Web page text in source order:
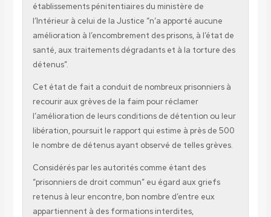
établissements pénitentiaires du ministère de
l’Intérieur à celui de la Justice “n’a apporté aucune
amélioration à l’encombrement des prisons, à l’état de
santé, aux traitements dégradants et à la torture des
détenus”.
Cet état de fait a conduit de nombreux prisonniers à
recourir aux grèves de la faim pour réclamer
l’amélioration de leurs conditions de détention ou leur
libération, poursuit le rapport qui estime à près de 500
le nombre de détenus ayant observé de telles grèves.
Considérés par les autorités comme étant des
“prisonniers de droit commun” eu égard aux griefs
retenus à leur encontre, bon nombre d’entre eux
appartiennent à des formations interdites,